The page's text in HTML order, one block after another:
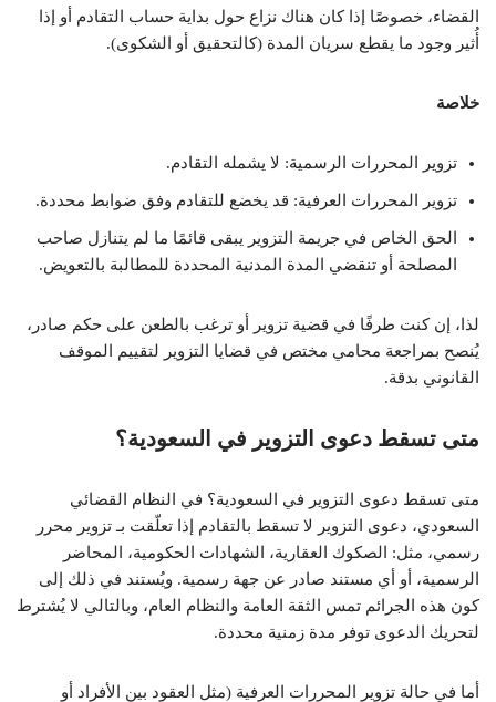
القضاء، خصوصًا إذا كان هناك نزاع حول بداية حساب التقادم أو إذا
أُثير وجود ما يقطع سريان المدة (كالتحقيق أو الشكوى).
خلاصة
تزوير المحررات الرسمية: لا يشمله التقادم.
تزوير المحررات العرفية: قد يخضع للتقادم وفق ضوابط محددة.
الحق الخاص في جريمة التزوير يبقى قائمًا ما لم يتنازل صاحب
المصلحة أو تنقضي المدة المدنية المحددة للمطالبة بالتعويض.
لذا، إن كنت طرفًا في قضية تزوير أو ترغب بالطعن على حكم صادر،
يُنصح بمراجعة محامي مختص في قضايا التزوير لتقييم الموقف
القانوني بدقة.
متى تسقط دعوى التزوير في السعودية؟
متى تسقط دعوى التزوير في السعودية؟ في النظام القضائي
السعودي، دعوى التزوير لا تسقط بالتقادم إذا تعلّقت بـ تزوير محرر
رسمي، مثل: الصكوك العقارية، الشهادات الحكومية، المحاضر
الرسمية، أو أي مستند صادر عن جهة رسمية. ويُستند في ذلك إلى
كون هذه الجرائم تمس الثقة العامة والنظام العام، وبالتالي لا يُشترط
لتحريك الدعوى توفر مدة زمنية محددة.
أما في حالة تزوير المحررات العرفية (مثل العقود بين الأفراد أو